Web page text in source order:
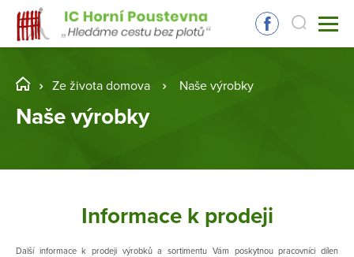
Ze života domova Naše výrobky
Naše výrobky
Informace k prodeji
Další informace k prodeji výrobků a sortimentu Vám poskytnou pracovníci dílen